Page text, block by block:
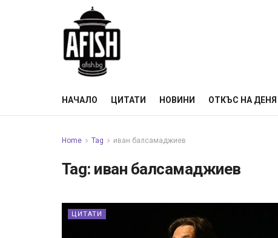
НАЧАЛО ЦИТАТИ НОВИНИ ОТКЪС НА ДЕНЯ
Home Tag иван балсамаджиев
Tag: иван балсамаджиев
ЦИТАТИ